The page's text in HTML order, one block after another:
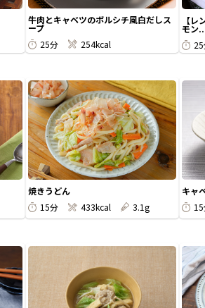
牛肉とキャベツのボルシチ風白だしス
ープ
25分
254kcal
【
モン..
焼きうどん
15分
433kcal 3.1g
キャ